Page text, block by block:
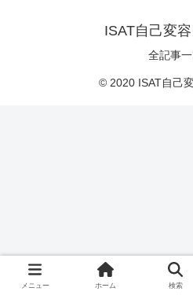
ISAT自己変
全記事
© 2020 ISAT自己
メニュー ホーム 検索